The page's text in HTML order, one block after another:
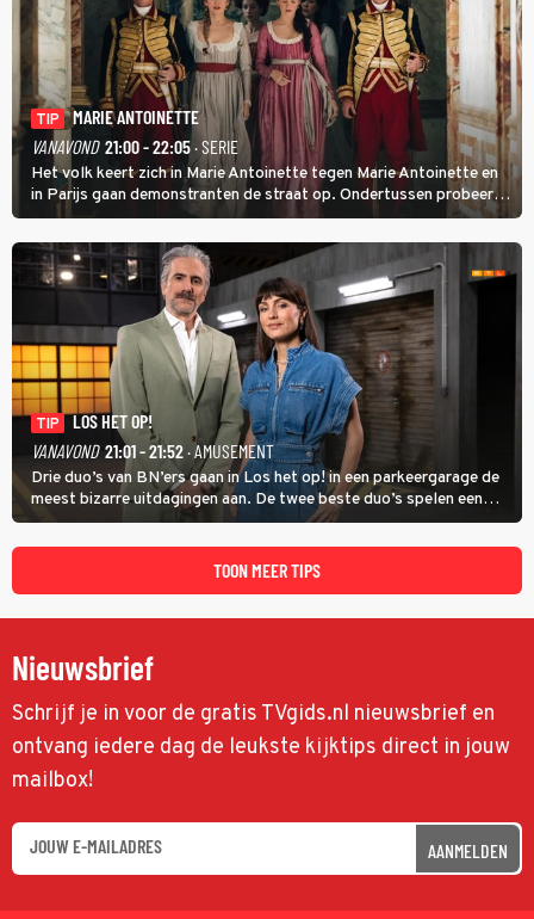
TIP
MARIE ANTOINETTE
VANAVOND 21:00 - 22:05· SERIE
Het volk keert zich in Marie Antoinette tegen Marie Antoinette en
in Parijs gaan demonstranten de straat op. Ondertussen probeert
Marie Antoinette landgoed Saint-Cloud te kopen. Ze wil daar haar
kinderen veilig laten opgroeien.
TIP
LOS HET OP!
VANAVOND 21:01 - 21:52· AMUSEMENT
Drie duo’s van BN’ers gaan in Los het op! in een parkeergarage de
meest bizarre uitdagingen aan. De twee beste duo’s spelen een
onderlinge finale. Met in deze aflevering onder anderen cabaretiers
Nabil Aoulad Ayad en Annick Boer.
TOON MEER TIPS
Nieuwsbrief
Schrijf je in voor de gratis TVgids.nl nieuwsbrief en
ontvang iedere dag de leukste kijktips direct in jouw
mailbox!
AANMELDEN